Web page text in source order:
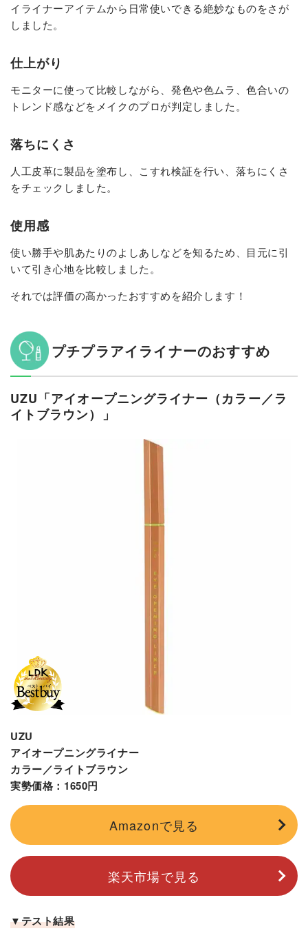
イライナーアイテムから日常使いできる絶妙なものをさが
しました。
仕上がり
モニターに使って比較しながら、発色や色ムラ、色合いの
トレンド感などをメイクのプロが判定しました。
落ちにくさ
人工皮革に製品を塗布し、こすれ検証を行い、落ちにくさ
をチェックしました。
使用感
使い勝手や肌あたりのよしあしなどを知るため、目元に引
いて引き心地を比較しました。
それでは評価の高かったおすすめを紹介します！
プチプラアイライナーのおすすめ
UZU「アイオープニングライナー（カラー／ラ
イトブラウン）」
UZU
アイオープニングライナー
カラー／ライトブラウン
実勢価格：1650円
Amazonで見る
楽天市場で見る
▼テスト結果